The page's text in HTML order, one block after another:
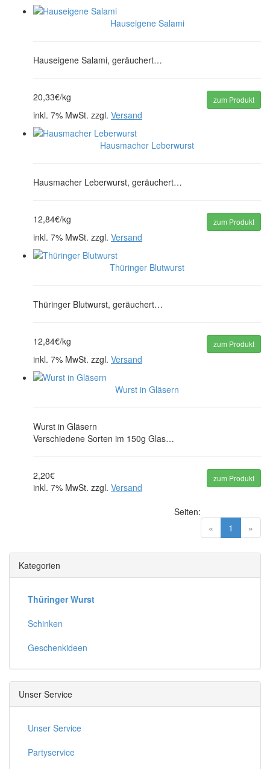
Hauseigene Salami
Hauseigene Salami, geräuchert…
zum Produkt
20,33€/kg
inkl. 7% MwSt. zzgl. Versand
Hausmacher Leberwurst
Hausmacher Leberwurst, geräuchert…
zum Produkt
12,84€/kg
inkl. 7% MwSt. zzgl. Versand
Thüringer Blutwurst
Thüringer Blutwurst, geräuchert…
zum Produkt
12,84€/kg
inkl. 7% MwSt. zzgl. Versand
Wurst in Gläsern
Wurst in Gläsern
Verschiedene Sorten im 150g Glas…
zum Produkt
2,20€
inkl. 7% MwSt. zzgl. Versand
« 1 (current)
»
Seiten:
Kategorien
Thüringer Wurst
Schinken
Geschenkideen
Unser Service
Unser Service
Partyservice